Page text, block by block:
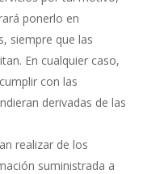
ponerlo en
siempre que las
En cualquier caso,
con las
derivadas de las
realizar de los
suministrada a